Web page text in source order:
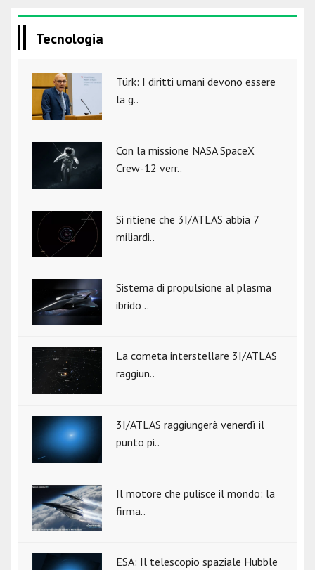
Tecnologia
Türk: I diritti umani devono essere
la g..
Con la missione NASA SpaceX
Crew-12 verr..
Si ritiene che 3I/ATLAS abbia 7
miliardi..
Sistema di propulsione al plasma
ibrido ..
La cometa interstellare 3I/ATLAS
raggiun..
3I/ATLAS raggiungerà venerdì il
punto pi..
Il motore che pulisce il mondo: la
firma..
ESA: Il telescopio spaziale Hubble